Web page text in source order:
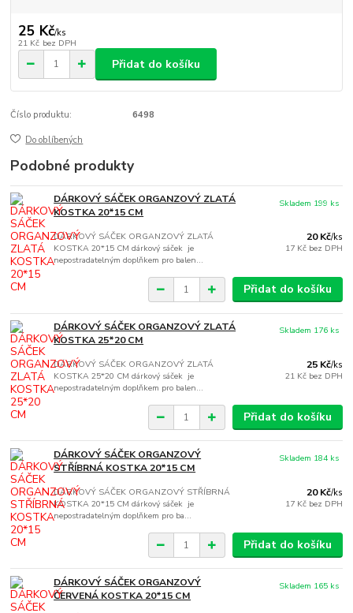
25 Kč/ks
21 Kč bez DPH
Přidat do košíku
Číslo produktu: 6498
Do oblíbených
Podobné produkty
DÁRKOVÝ SÁČEK ORGANZOVÝ ZLATÁ
KOSTKA 20*15 CM
DÁRKOVÝ SÁČEK ORGANZOVÝ ZLATÁ
KOSTKA 20*15 CM dárkový sáček je
nepostradatelným doplňkem pro balen...
20 Kč/ks
17 Kč bez DPH
Skladem 199 ks
Přidat do košíku
DÁRKOVÝ SÁČEK ORGANZOVÝ ZLATÁ
KOSTKA 25*20 CM
DÁRKOVÝ SÁČEK ORGANZOVÝ ZLATÁ
KOSTKA 25*20 CM dárkový sáček je
nepostradatelným doplňkem pro balen...
25 Kč/ks
21 Kč bez DPH
Skladem 176 ks
Přidat do košíku
DÁRKOVÝ SÁČEK ORGANZOVÝ
STŘÍBRNÁ KOSTKA 20*15 CM
DÁRKOVÝ SÁČEK ORGANZOVÝ STŘÍBRNÁ
KOSTKA 20*15 CM dárkový sáček je
nepostradatelným doplňkem pro ba...
20 Kč/ks
17 Kč bez DPH
Skladem 184 ks
Přidat do košíku
DÁRKOVÝ SÁČEK ORGANZOVÝ
ČERVENÁ KOSTKA 20*15 CM
Skladem 165 ks